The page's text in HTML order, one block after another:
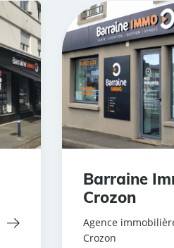
Barraine
Crozon
Agence
Crozon